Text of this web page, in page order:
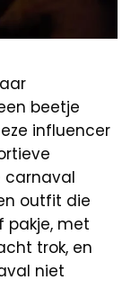
beetje
influencer
carnaval
outfit die
pakje, met
trok, en
niet